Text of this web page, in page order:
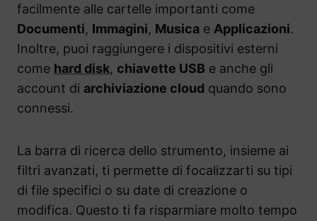
facilmente alle cartelle importanti come
Documenti, Immagini, Musica e Applicazioni.
Inoltre, puoi raggiungere i dispositivi esterni
come hard disk, chiavette USB e anche gli
account di archiviazione cloud quando sono
connessi.
La barra di ricerca dello strumento, insieme ai
filtri avanzati, ti permette di focalizzarti su tipi
di file specifici o su date di creazione o
modifica. Questo ti fa risparmiare molto tempo